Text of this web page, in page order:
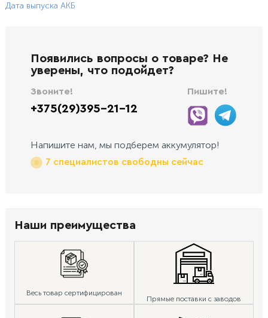
Дата выпуска АКБ
Появились вопросы о товаре? Не
уверены, что подойдет?
Звоните!
+375(29)395-21-12
Пишите!
Напишите нам, мы подберем аккумулятор!
7 специалистов свободны сейчас
Наши преимущества
Весь товар сертифицирован
Прямые поставки с заводов